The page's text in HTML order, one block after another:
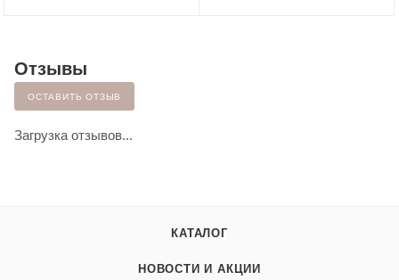
Отзывы
ОСТАВИТЬ ОТЗЫВ
Загрузка отзывов...
КАТАЛОГ
НОВОСТИ И АКЦИИ